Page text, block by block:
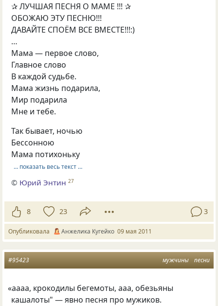
✰ ЛУЧШАЯ ПЕСНЯ О МАМЕ !!! ✰
ОБОЖАЮ ЭТУ ПЕСНЮ!!!
ДАВАЙТЕ СПОЁМ ВСЕ ВМЕСТЕ!!!:)
…
Мама — первое слово,
Главное слово
В каждой судьбе.
Мама жизнь подарила,
Мир подарила
Мне и тебе.
Так бывает, ночью
Бессонною
Мама потихоньку
… показать весь текст …
© Юрий Энтин 27
8 23 3
Опубликовала Анжелика Кугейко 09 мая 2011
мужчины песни
#95423
«аааа, крокодилы бегемоты, ааа, обезьяны
кашалоты" — явно песня про мужиков.